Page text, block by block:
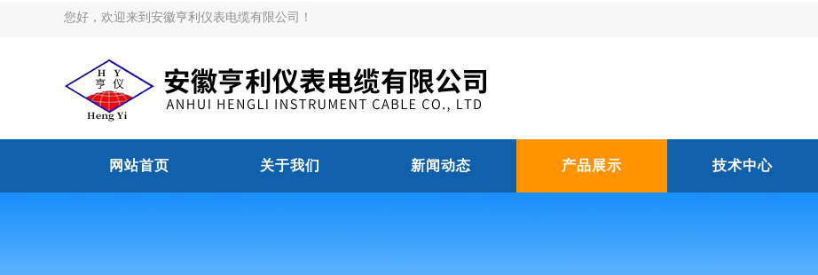
您好，欢迎来到安徽亨利仪表电缆有限公司！
网站首页 关于我们 新闻动态 产品展示 技术中心